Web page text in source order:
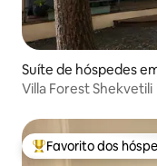
Suíte de hóspedes
Villa Forest Shekvetili
Favoritos dos
Favorito dos